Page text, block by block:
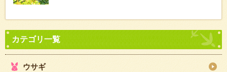
ウサギ